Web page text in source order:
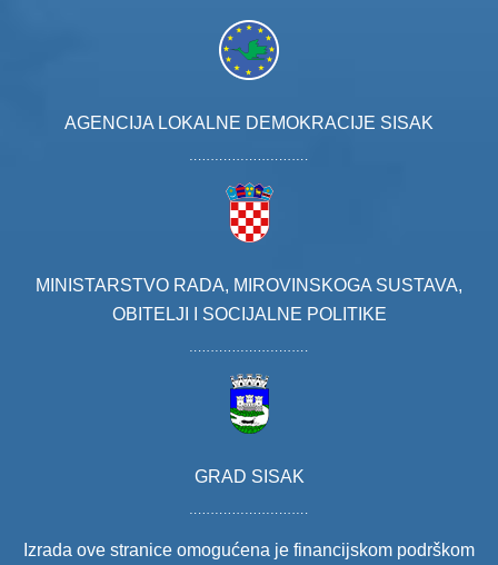
AGENCIJA LOKALNE DEMOKRACIJE SISAK
MINISTARSTVO RADA, MIROVINSKOGA SUSTAVA,
OBITELJI I SOCIJALNE POLITIKE
GRAD SISAK
Izrada ove stranice omogućena je financijskom podrškom